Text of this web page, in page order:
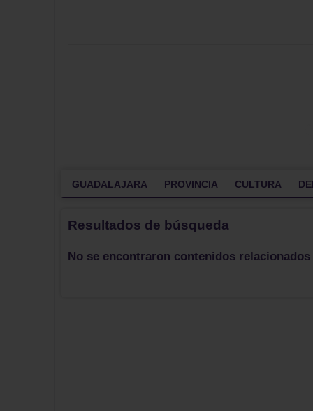
GUADALAJARA PROVINCIA CULTURA
Resultados de búsqueda
No se encontraron contenidos